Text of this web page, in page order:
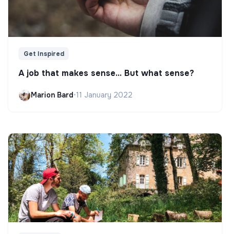
Get Inspired
A job that makes sense... But what sense?
Marion Bard•11 January 2022